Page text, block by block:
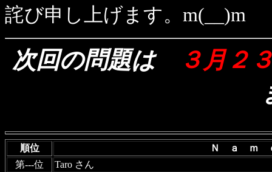
詫び申し上げます。m(__)m
次回の問題は３月２３
順位
Ｎ ａ
第---位
Taro さん